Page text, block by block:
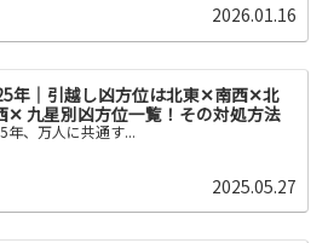
2026.01.16
年｜引越し凶方位は北東✕南西✕北
✕ 九星別凶方位一覧！その対処方法
年、万人に共通す...
2025.05.27